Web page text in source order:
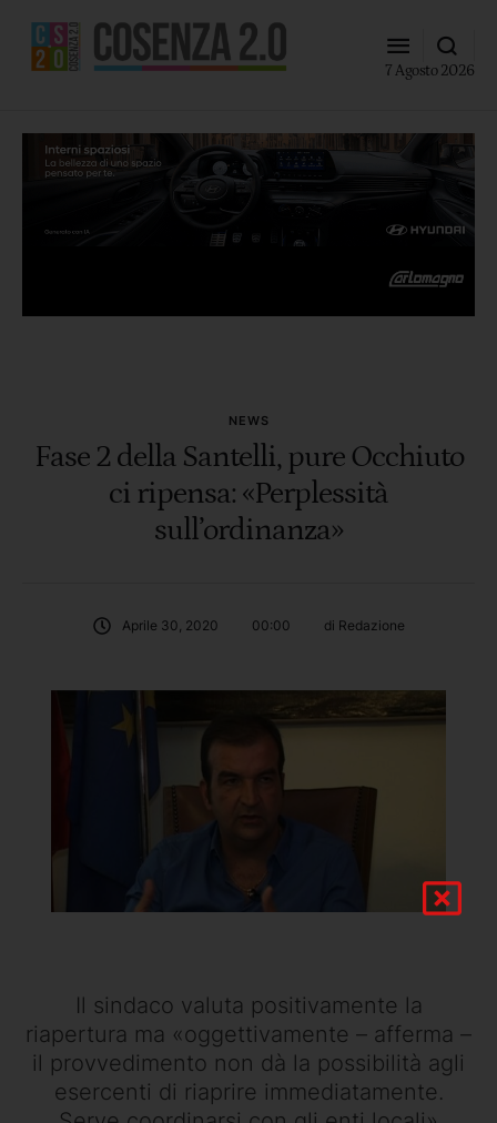
7 Agosto 2026
NEWS
Fase 2 della Santelli, pure Occhiuto
ci ripensa: «Perplessità
sull’ordinanza»
Aprile 30, 2020 00:00 di Redazione
Il sindaco valuta positivamente la
riapertura ma «oggettivamente – afferma –
il provvedimento non dà la possibilità agli
esercenti di riaprire immediatamente.